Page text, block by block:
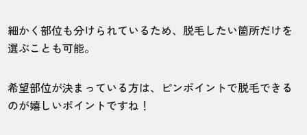
5 5 5 5 5
有楽町マルイ店
細かく部位も分けられているため、脱毛したい箇所だけを
選ぶことも可能。
希望部位が決まっている方は、ピンポイントで脱毛できる
のが嬉しいポイントですね！